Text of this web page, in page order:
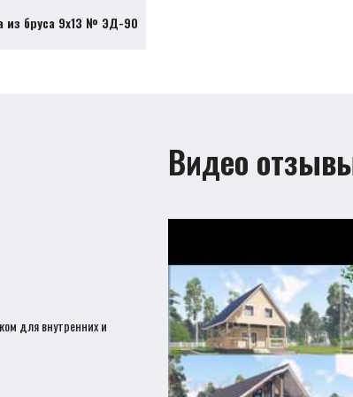
из бруса 9х13 № ЭД-90
для внутренних и
Видео